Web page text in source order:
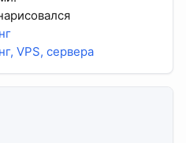
VPS, сервера